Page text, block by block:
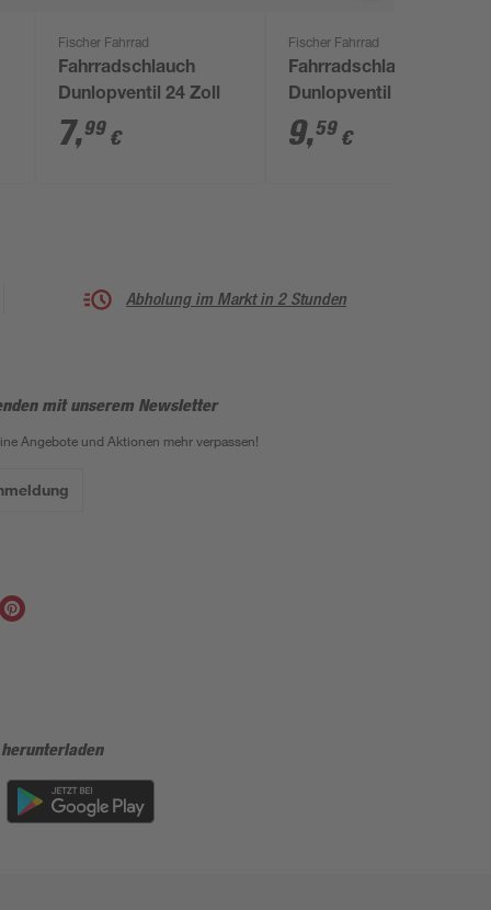
Fischer Fahrrad
Fahrradschlauch
Dunlopventil 24 Zoll
7,99 €
Fischer Fahrrad
Fahrradschlauch
Dunlopventil 26 Zoll
9,59 €
Abholung im Markt in 2 Stunden
mit unserem Newsletter
Angebote und Aktionen mehr verpassen!